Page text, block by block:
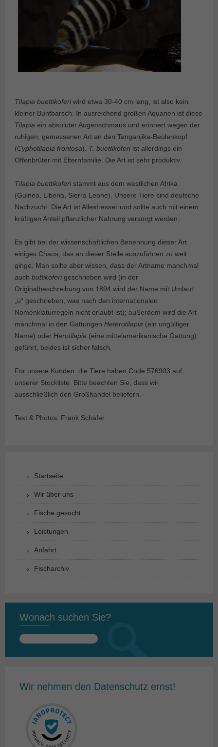
Tilapia buettikoferiwird etwa 30-40 cm lang, ist also kein
kleiner Buntbarsch. In ausreichend großen Aquarien ist diese
Tilapia ein absoluter Augenschmaus und erinnert wegen der
ruhigen, gemessenen Art an den Tanganjika-Beulenkopf
(Cyphotilapia frontosa). T. buettikoferiist allerdings ein
Offenbrüter mit Elternfamilie. Die Art ist sehr produktiv.
Tilapia buettikoferistammt aus dem westlichen Afrika
(Guinea, Liberia, Sierra Leone). Unsere Tiere sind deutsche
Nachzucht. Die Art ist Allesfresser und sollte auch mit einem
kräftigen Anteil pflanzlicher Nahrung versorgt werden.
Es gibt bei der wissenschaftlichen Benennung dieser Art
einiges Chaos, das an dieser Stelle auszuführen zu weit
ginge. Man sollte aber wissen, dass der Artname manchmal
auch buttikoferigeschrieben wird (in der
Originalbeschreibung von 1894 wird der Name mit Umlaut
„ü“ geschrieben, was nach den internationalen
Nomenklaturregeln nicht erlaubt ist); außerdem wird die Art
manchmal in den Gattungen Heterotilapia (ein ungültiger
Name) oder Herotilapia (eine mittelamerikanische Gattung)
geführt, beides ist sicher falsch.
Für unsere Kunden: die Tiere haben Code 576903 auf
unserer Stockliste. Bitte beachten Sie, dass wir
ausschließlich den Großhandel beliefern.
Text & Photos: Frank Schäfer
Startseite
Wir über uns
Fische gesucht
Leistungen
Anfahrt
Fischarchiv
Wonach suchen Sie?
Suchen
Wir nehmen den Datenschutz ernst!